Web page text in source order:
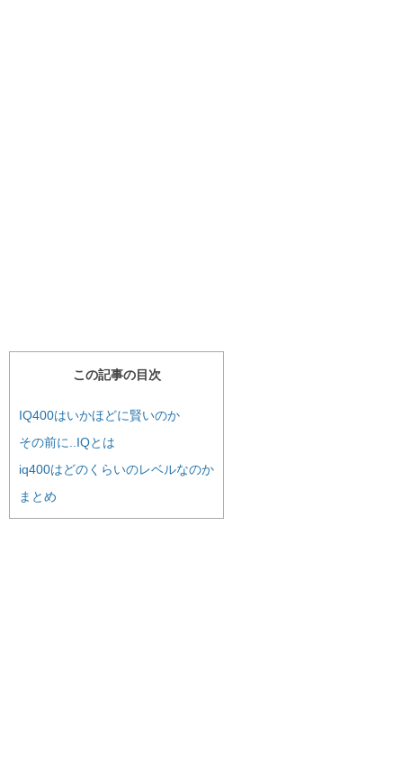
この記事の目次
IQ400はいかほどに賢いのか
その前に..IQとは
iq400はどのくらいのレベルなのか
まとめ